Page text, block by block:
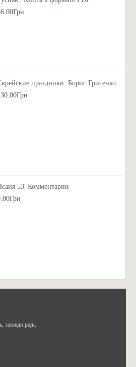
праздники. Борис Грисенко
53| Комментарии
завжди раді.